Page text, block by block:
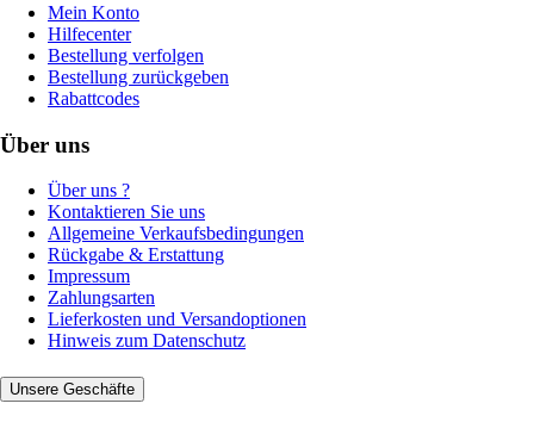
Mein Konto
Hilfecenter
Bestellung verfolgen
Bestellung zurückgeben
Rabattcodes
Über uns
Über uns ?
Kontaktieren Sie uns
Allgemeine Verkaufsbedingungen
Rückgabe & Erstattung
Impressum
Zahlungsarten
Lieferkosten und Versandoptionen
Hinweis zum Datenschutz
Unsere Geschäfte